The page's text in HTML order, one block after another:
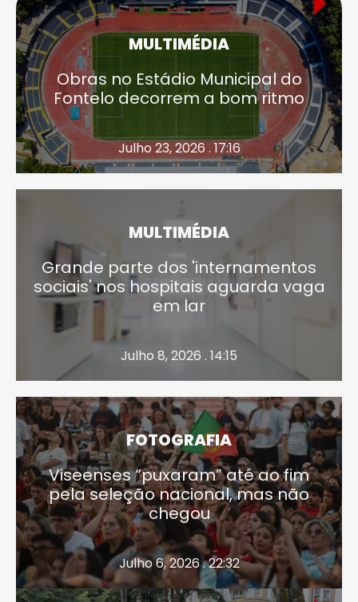
MULTIMÉDIA
Obras no Estádio Municipal do
Fontelo decorrem a bom ritmo
Julho 23, 2026 . 17:16
MULTIMÉDIA
Grande parte dos 'internamentos
sociais' nos hospitais aguarda vaga
em lar
Julho 8, 2026 . 14:15
FOTOGRAFIA
Viseenses “puxaram” até ao fim
pela seleção nacional, mas não
chegou
Julho 6, 2026 . 22:32